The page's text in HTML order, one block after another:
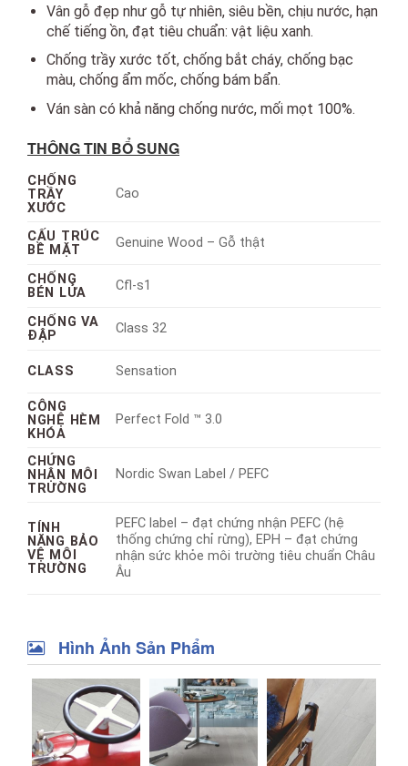
Vân gỗ đẹp như gỗ tự nhiên, siêu bền, chịu nước, hạn
chế tiếng ồn, đạt tiêu chuẩn: vật liệu xanh.
Chống trầy xước tốt, chống bắt cháy, chống bạc
màu, chống ẩm mốc, chống bám bẩn.
Ván sàn có khả năng chống nước, mối mọt 100%.
THÔNG TIN BỔ SUNG
CHỐNG
TRẦY
XƯỚC
Cao
CẤU TRÚC
BỀ MẶT
Genuine Wood – Gỗ thật
CHỐNG
BÉN LỬA
Cfl-s1
CHỐNG VA
ĐẬP
Class 32
CLASS Sensation
CÔNG
NGHỆ HÈM
KHÓA
Perfect Fold ™ 3.0
CHỨNG
NHẬN MÔI
TRƯỜNG
Nordic Swan Label / PEFC
TÍNH
NĂNG BẢO
VỆ MÔI
TRƯỜNG
PEFC label – đạt chứng nhận PEFC (hệ
thống chứng chỉ rừng), EPH – đạt chứng
nhận sức khỏe môi trường tiêu chuẩn Châu
Âu
Hình Ảnh Sản Phẩm